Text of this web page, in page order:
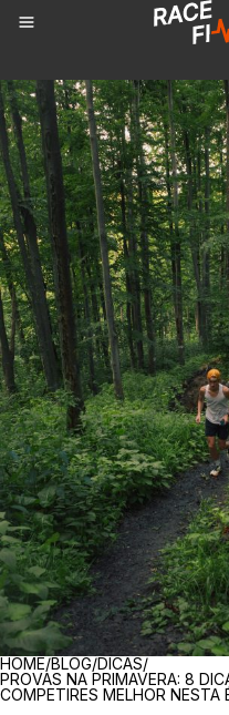
HOME/BLOG/DICAS/
PROVAS NA PRIMAVERA: 8
COMPETIRES MELHOR NESTA